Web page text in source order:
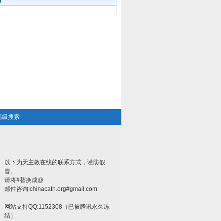
级搜索
以下为天主教在线的联系方式，谨防假
冒。
请将#替换成@
邮件咨询:chinacath.org#gmail.com
网站支持QQ:1152308（已被腾讯永久冻
结）